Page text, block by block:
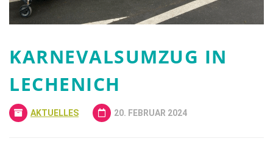
KARNEVALSUMZUG IN
LECHENICH
AKTUELLES 20. FEBRUAR 2024